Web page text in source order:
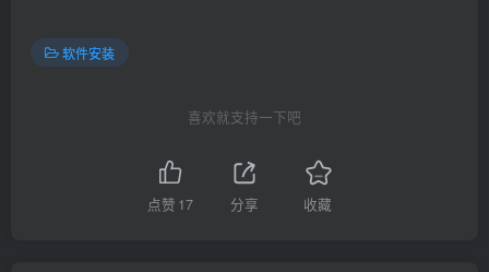
软件安装
喜欢就支持一下吧
点赞 17 分享 收藏